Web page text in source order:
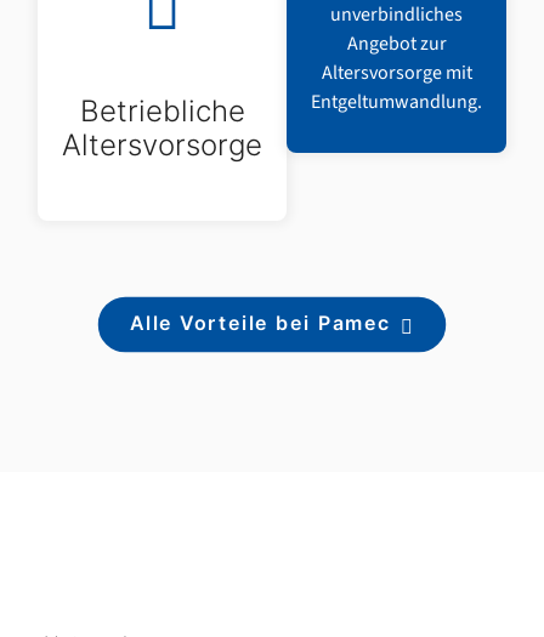
Betriebliche
Altersvorsorge
unverbindliches
Angebot zur
Altersvorsorge mit
Entgeltumwandlung.
Alle Vorteile bei Pamec